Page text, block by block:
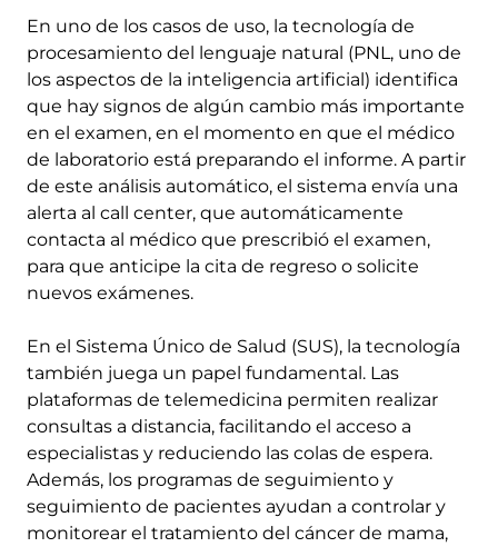
En uno de los casos de uso, la tecnología de
procesamiento del lenguaje natural (PNL, uno de
los aspectos de la inteligencia artificial) identifica
que hay signos de algún cambio más importante
en el examen, en el momento en que el médico
de laboratorio está preparando el informe. A partir
de este análisis automático, el sistema envía una
alerta al call center, que automáticamente
contacta al médico que prescribió el examen,
para que anticipe la cita de regreso o solicite
nuevos exámenes.
En el Sistema Único de Salud (SUS), la tecnología
también juega un papel fundamental. Las
plataformas de telemedicina permiten realizar
consultas a distancia, facilitando el acceso a
especialistas y reduciendo las colas de espera.
Además, los programas de seguimiento y
seguimiento de pacientes ayudan a controlar y
monitorear el tratamiento del cáncer de mama,